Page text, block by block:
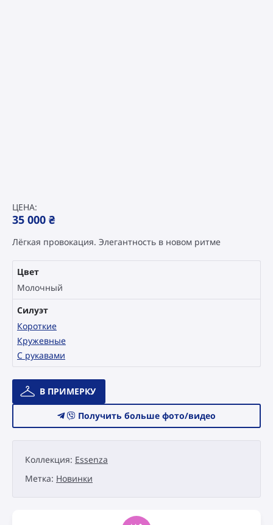
ЦЕНА:
35 000 ₴
Лёгкая провокация. Элегантность в новом ритме
Цвет
Молочный
Силуэт
Короткие
Кружевные
С рукавами
Количество
товара
платье
Alba
В ПРИМЕРКУ
Получить больше фото/видео
Коллекция: Essenza
Метка: Новинки